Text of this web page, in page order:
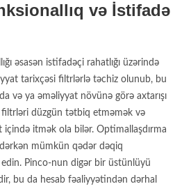
və İstifadə
əsasən istifadəçi rahatlığı üzərində
tarixçəsi filtrlərlə təchiz olunub, bu
və ya əməliyyat növünə görə axtarışı
filtrləri düzgün tətbiq etməmək və
itmək ola bilər. Optimallaşdırma
mümkün qədər dəqiq
Pinco-nun digər bir üstünlüyü
bu da hesab fəaliyyətindən dərhal